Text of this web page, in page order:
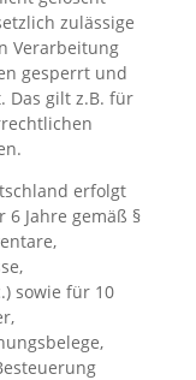
zulässige
Verarbeitung
gesperrt und
Das gilt z.B. für
erfolgt
Jahre gemäß §
sowie für 10